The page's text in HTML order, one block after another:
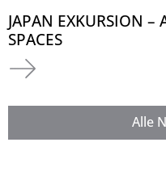
JAPAN EXKURSION –
SPACES
Alle